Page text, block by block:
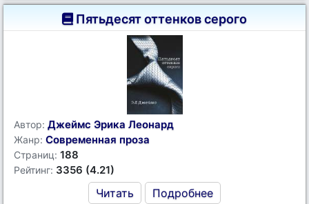
Пятьдесят оттенков серого
Автор: Джеймс Эрика Леонард
Жанр: Современная проза
Страниц: 188
Рейтинг: 3356 (4.21)
Читать Подробнее